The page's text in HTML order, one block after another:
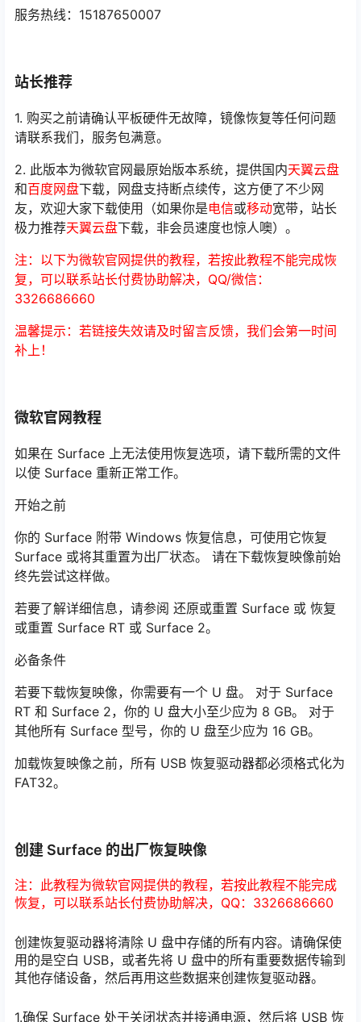
服务热线：15187650007
站长推荐
1. 购买之前请确认平板硬件无故障，镜像恢复等任何问题
请联系我们，服务包满意。
2. 此版本为微软官网最原始版本系统，提供国内天翼云盘
和百度网盘下载，网盘支持断点续传，这方便了不少网
友，欢迎大家下载使用（如果你是电信或移动宽带，站长
极力推荐天翼云盘下载，非会员速度也惊人噢）。
注：以下为微软官网提供的教程，若按此教程不能完成恢
复，可以联系站长付费协助解决，QQ/微信：
3326686660
温馨提示：若链接失效请及时留言反馈，我们会第一时间
补上！
微软官网教程
如果在 Surface 上无法使用恢复选项，请下载所需的文件
以使 Surface 重新正常工作。
开始之前
你的 Surface 附带 Windows 恢复信息，可使用它恢复
Surface 或将其重置为出厂状态。 请在下载恢复映像前始
终先尝试这样做。
若要了解详细信息，请参阅 还原或重置 Surface 或 恢复
或重置 Surface RT 或 Surface 2。
必备条件
若要下载恢复映像，你需要有一个 U 盘。 对于 Surface
RT 和 Surface 2，你的 U 盘大小至少应为 8 GB。 对于
其他所有 Surface 型号，你的 U 盘至少应为 16 GB。
加载恢复映像之前，所有 USB 恢复驱动器都必须格式化为
FAT32。
创建 Surface 的出厂恢复映像
注：此教程为微软官网提供的教程，若按此教程不能完成
恢复，可以联系站长付费协助解决，QQ：3326686660
创建恢复驱动器将清除 U 盘中存储的所有内容。请确保使
用的是空白 USB，或者先将 U 盘中的所有重要数据传输到
其他存储设备，然后再用这些数据来创建恢复驱动器。
1.确保 Surface 处于关闭状态并接通电源，然后将 USB 恢